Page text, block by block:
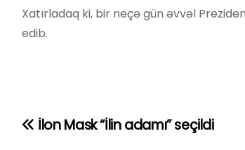
Xatırladaq ki, bir neçə gün əvvəl
edib.
Y İlon Mask “İlin adamı” seçildi